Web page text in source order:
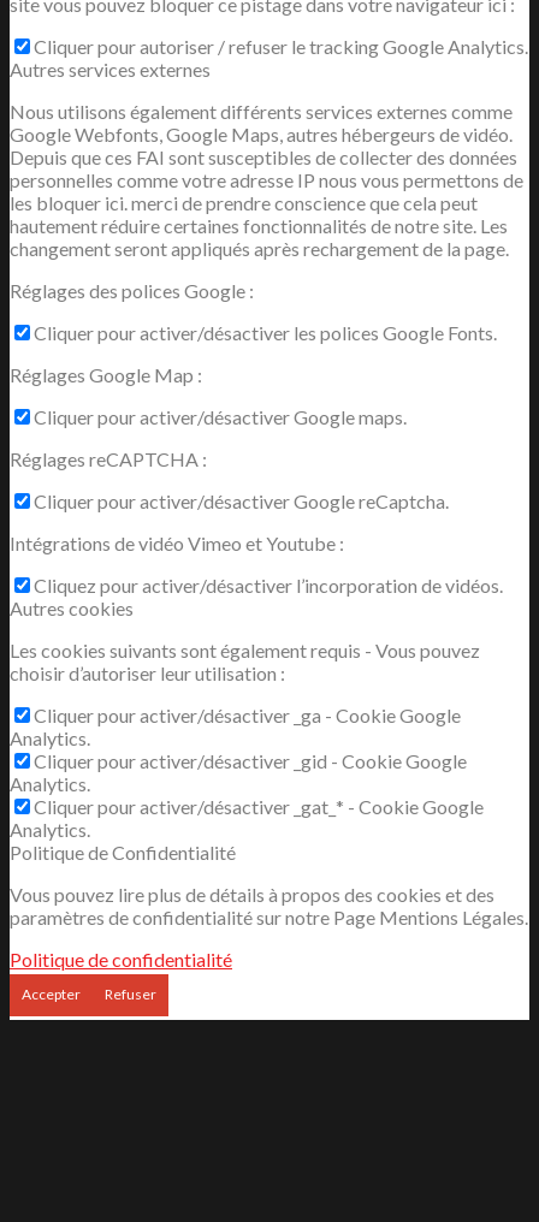
NOUS JOINDRE
Cliquer pour autoriser / refuser le tracking Google Analytics.
Autres services externes
Nous utilisons également différents services externes comme
Google Webfonts, Google Maps, autres hébergeurs de vidéo.
Depuis que ces FAI sont susceptibles de collecter des données
personnelles comme votre adresse IP nous vous permettons de
les bloquer ici. merci de prendre conscience que cela peut
hautement réduire certaines fonctionnalités de notre site. Les
changement seront appliqués après rechargement de la page.
Réglages des polices Google :
Cliquer pour activer/désactiver les polices Google Fonts.
Réglages Google Map :
Cliquer pour activer/désactiver Google maps.
Réglages reCAPTCHA :
Cliquer pour activer/désactiver Google reCaptcha.
Intégrations de vidéo Vimeo et Youtube :
Cliquez pour activer/désactiver l’incorporation de vidéos.
Autres cookies
Les cookies suivants sont également requis - Vous pouvez
choisir d’autoriser leur utilisation :
Cliquer pour activer/désactiver _ga - Cookie Google
Analytics.
Cliquer pour activer/désactiver _gid - Cookie Google
Analytics.
Cliquer pour activer/désactiver _gat_* - Cookie Google
Analytics.
Politique de Confidentialité
Vous pouvez lire plus de détails à propos des cookies et des
paramètres de confidentialité sur notre Page Mentions Légales.
Politique de confidentialité
Accepter Refuser